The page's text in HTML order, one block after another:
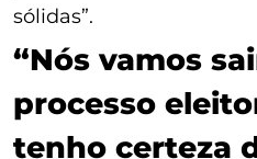
sólidas”.
“Nós vamos
processo
tenho certeza